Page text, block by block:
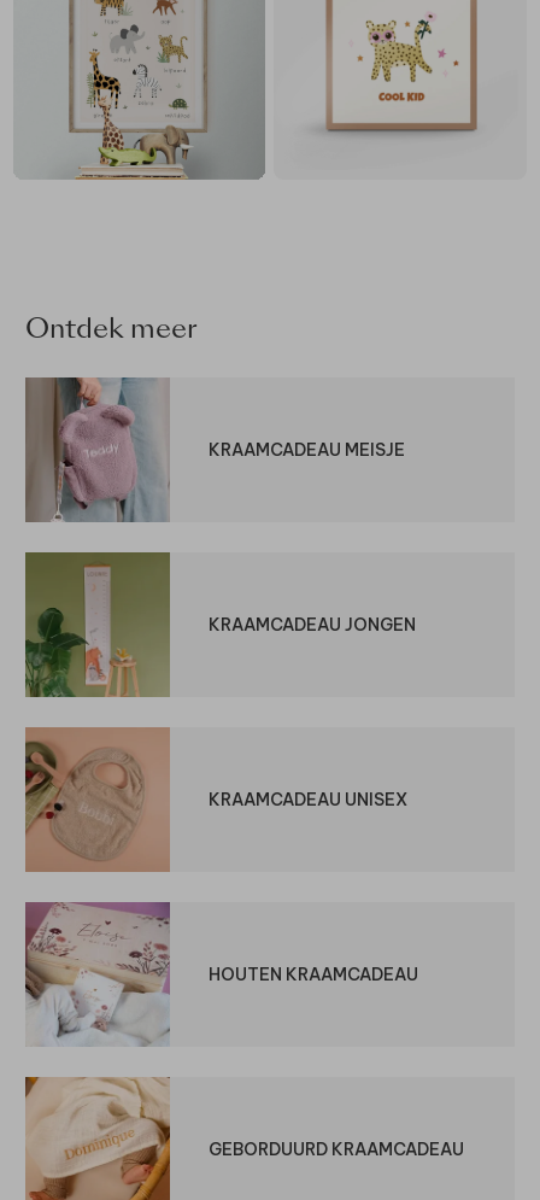
Ontdek meer
KRAAMCADEAU MEISJE
KRAAMCADEAU JONGEN
KRAAMCADEAU UNISEX
HOUTEN KRAAMCADEAU
GEBORDUURD KRAAMCADEAU